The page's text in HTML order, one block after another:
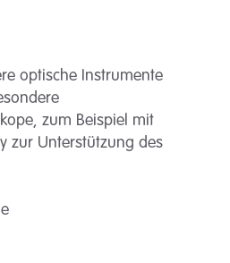
optische Instrumente
zum Beispiel mit
zur Unterstützung des